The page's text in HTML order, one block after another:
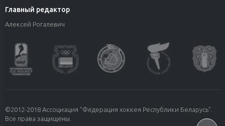
Главный редактор
Алексей Рогалевич
©2012-2018 Ассоциация "Федерация хоккея Республики Беларусь".
Все права защищены.